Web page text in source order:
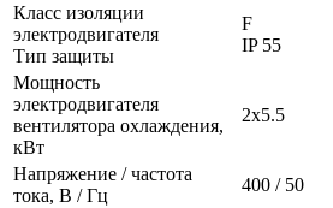
Класс изоляции
электродвигателя
Тип защиты
F
IP 55
Мощность
электродвигателя
вентилятора охлаждения,
кВт
2x5.5
Напряжение / частота
тока, В / Гц
400 / 50